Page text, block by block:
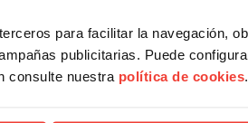
para facilitar la navegación,
publicitarias. Puede
consulte nuestra política de cookies.